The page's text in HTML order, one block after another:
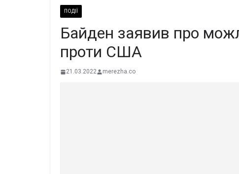
ПОДІЇ
Байден заявив про
проти США
21.03.2022 merezha.co